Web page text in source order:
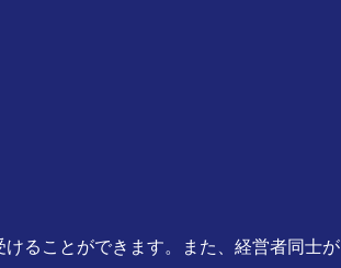
ることができます。また、経営者同士が